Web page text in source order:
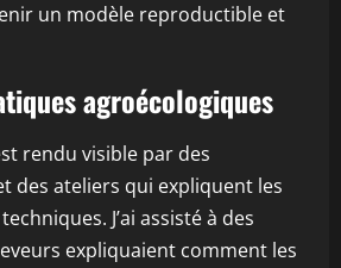
un modèle reproductible et
agroécologiques
rendu visible par des
des ateliers qui expliquent les
J’ai assisté à des
expliquaient comment les